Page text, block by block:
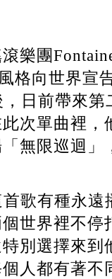
樂團
格向世界宣
，日前帶來
次單曲裡
無限巡迴
歌有種永
世界裡不
別選擇來
人都有著不